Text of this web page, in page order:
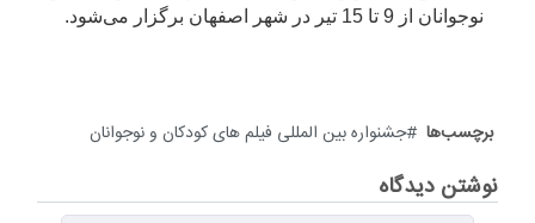
نوجوانان از 9 تا 15 تیر در شهر اصفهان برگزار می‌شود.
برچسب‌ها جشنواره بین المللی فیلم های کودکان و نوجوانان
نوشتن دیدگاه